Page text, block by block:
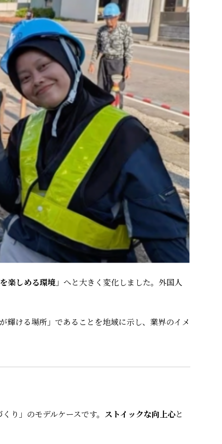
楽しめる環境 」へと大きく変化しました。外国人
輝ける場所」であることを地域に示し、業界のイメ
り」のモデルケースです。 ストイックな向上心と